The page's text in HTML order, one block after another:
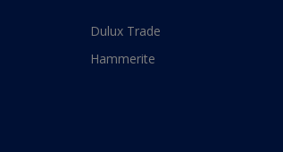
Dulux Trade
Hammerite